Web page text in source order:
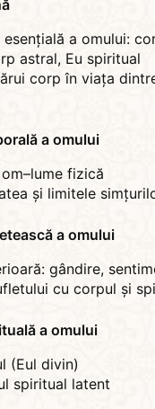
esențială a omului:
astral, Eu spiritual
corp în viața
a omului
fizică
și limitele
a omului
gândire,
cu corpul și
a omului
(Eul divin)
spiritual latent